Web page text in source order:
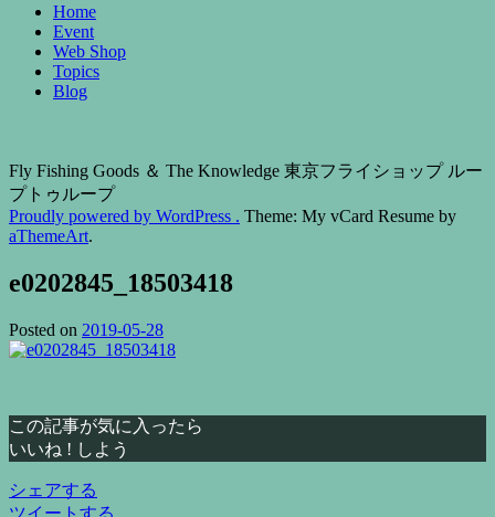
Home
Event
Web Shop
Topics
Blog
Fly Fishing Goods ＆ The Knowledge 東京フライショップ ルー
プトゥループ
Proudly powered by WordPress . Theme: My vCard Resume by
aThemeArt.
e0202845_18503418
Posted on 2019-05-28
この記事が気に入ったら
いいね ! しよう
シェアする